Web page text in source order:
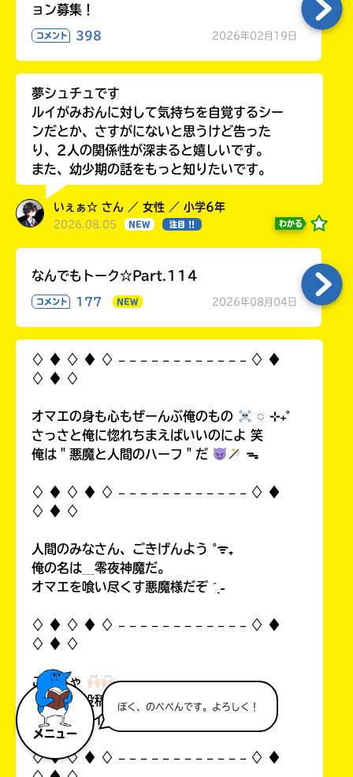
メニュー
ぼく、のべぺんです。よろしく！
ョン募集！
コメント 398 2026年02月19日
夢シュチュです
ルイがみおんに対して気持ちを自覚するシー
ンだとか、さすがにないと思うけど告った
り、2人の関係性が深まると嬉しいです。
また、幼少期の話をもっと知りたいです。
いぇぁ☆ さん ／ 女性 ／ 小学6年
2026.08.05 NEW 注目 !! わかる
なんでもトーク☆Part.114
コメント 177 NEW 2026年08月04日
♢ ♦︎ ♢ ♦︎ ♢ 𓐄 𓐄 𓐄 𓐄 𓐄 𓐄 𓐄 𓐄 𓐄 𓐄 𓐄 𓐄 ♢ ♦︎
♢ ♦︎ ♢
オマエの身も心もぜーんぶ俺のもの
◌ ⊹₊˚
さっさと俺に惚れちまえばいいのによ 笑
俺は＂悪魔と人間のハーフ＂だ
ᯓ
♢ ♦︎ ♢ ♦︎ ♢ 𓐄 𓐄 𓐄 𓐄 𓐄 𓐄 𓐄 𓐄 𓐄 𓐄 𓐄 𓐄 ♢ ♦︎
♢ ♦︎ ♢
人間のみなさん、ごきげんよう ˚ᯤ₊
俺の名は＿零夜神魔だ。
オマエを喰い尽くす悪魔様だぞ ˊˎ˗
♢ ♦︎ ♢ ♦︎ ♢ 𓐄 𓐄 𓐄 𓐄 𓐄 𓐄 𓐄 𓐄 𓐄 𓐄 𓐄 𓐄 ♢ ♦︎
♢ ♦︎ ♢
こんちゃ
自分の初投稿を見て俺思ったんすよ…！
中1なのにイタいって！((
♢ ♦︎ ♢ ♦︎ ♢ 𓐄 𓐄 𓐄 𓐄 𓐄 𓐄 𓐄 𓐄 𓐄 𓐄 𓐄 𓐄 ♢ ♦︎